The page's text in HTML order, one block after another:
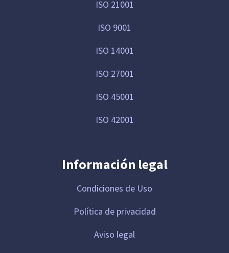
ISO 21001
ISO 9001
ISO 14001
ISO 27001
ISO 45001
ISO 42001
Información legal
Condiciones de Uso
Política de privacidad
Aviso legal